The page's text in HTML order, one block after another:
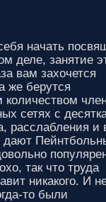
начать
деле, занятие
вам захочется
же берутся
сетях с
расслабления и
дают
так что труда
никакого. И
то были